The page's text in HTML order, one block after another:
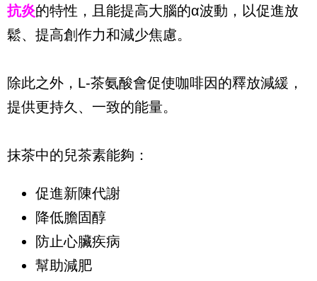
抗炎的特性，且能提高大腦的α波動，以促進放
鬆、提高創作力和減少焦慮。
除此之外，L-茶氨酸會促使咖啡因的釋放減緩，
提供更持久、一致的能量。
抹茶中的兒茶素能夠：
促進新陳代謝
降低膽固醇
防止心臟疾病
幫助減肥